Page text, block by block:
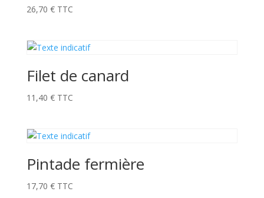
26,70 € TTC
Filet de canard
11,40 € TTC
Pintade fermière
17,70 € TTC